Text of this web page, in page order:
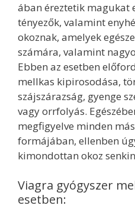
ában éreztetik magukat
tényezők, valamint
okoznak, amelyek
számára, valamint
Ebben az esetben
mellkas kipirosodása,
szájszárazság, gyenge
vagy orrfolyás.
megfigyelve minden
formájában, ellenben
kimondottan okoz
Viagra gyógyszer
esetben: